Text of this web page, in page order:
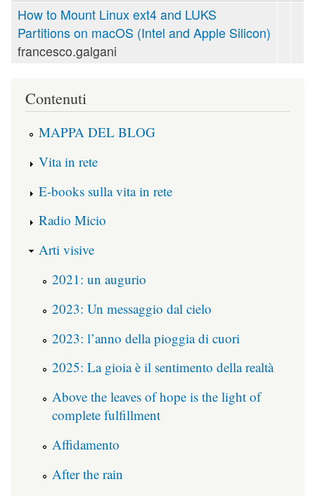
How to Mount Linux ext4 and LUKS
Partitions on macOS (Intel and Apple Silicon)
francesco.galgani
Contenuti
MAPPA DEL BLOG
Vita in rete
E-books sulla vita in rete
Radio Micio
Arti visive
2021: un augurio
2023: Un messaggio dal cielo
2023: l’anno della pioggia di cuori
2025: La gioia è il sentimento della realtà
Above the leaves of hope is the light of
complete fulfillment
Affidamento
After the rain